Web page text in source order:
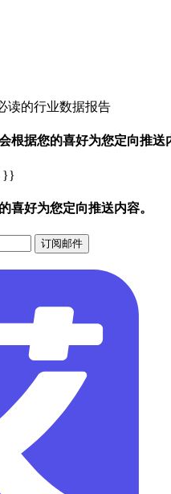
读的行业数据报告
根据您的喜好为您定向推送
}}
喜好为您定向推送内容。
订阅邮件